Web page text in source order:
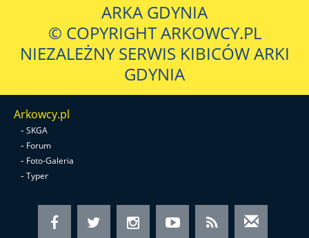
ARKA GDYNIA
© COPYRIGHT ARKOWCY.PL
NIEZALEŻNY SERWIS KIBICÓW ARKI
GDYNIA
Arkowcy.pl
- SKGA
- Forum
- Foto-Galeria
- Typer